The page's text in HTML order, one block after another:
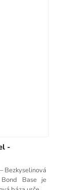
-
Bezkyselinová
Base je